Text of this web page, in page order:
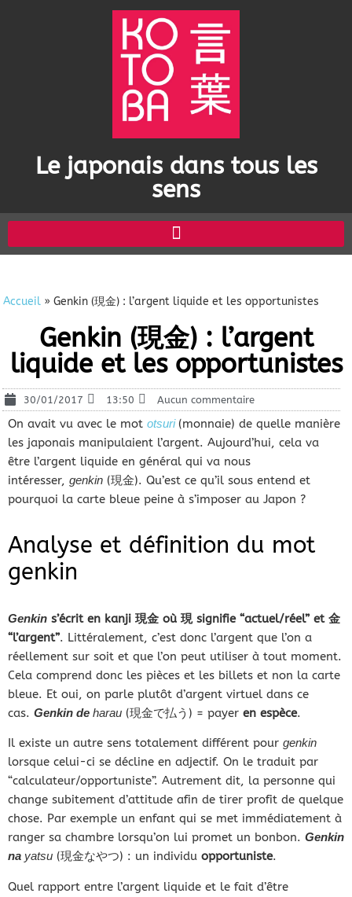
Le japonais dans tous les
sens
Accueil » Genkin (現金) : l’argent liquide et les opportunistes
Genkin (現金) : l’argent
liquide et les opportunistes
30/01/2017 13:50 Aucun commentaire
On avait vu avec le mot otsuri (monnaie) de quelle manière
les japonais manipulaient l’argent. Aujourd’hui, cela va
être l’argent liquide en général qui va nous
intéresser, genkin (現金). Qu’est ce qu’il sous entend et
pourquoi la carte bleue peine à s’imposer au Japon ?
Analyse et définition du mot
genkin
Genkin s’écrit en kanji 現金 où 現 signifie “actuel/réel” et 金
“l’argent”. Littéralement, c’est donc l’argent que l’on a
réellement sur soit et que l’on peut utiliser à tout moment.
Cela comprend donc les pièces et les billets et non la carte
bleue. Et oui, on parle plutôt d’argent virtuel dans ce
cas. Genkin de harau (現金で払う) = payer en espèce.
Il existe un autre sens totalement différent pour genkin
lorsque celui-ci se décline en adjectif. On le traduit par
“calculateur/opportuniste”. Autrement dit, la personne qui
change subitement d’attitude afin de tirer profit de quelque
chose. Par exemple un enfant qui se met immédiatement à
ranger sa chambre lorsqu’on lui promet un bonbon. Genkin
na yatsu (現金なやつ) : un individu opportuniste.
Quel rapport entre l’argent liquide et le fait d’être